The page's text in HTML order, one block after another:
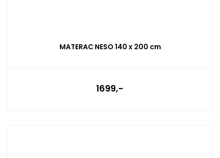
MATERAC NESO 140 x 200 cm
1699,-